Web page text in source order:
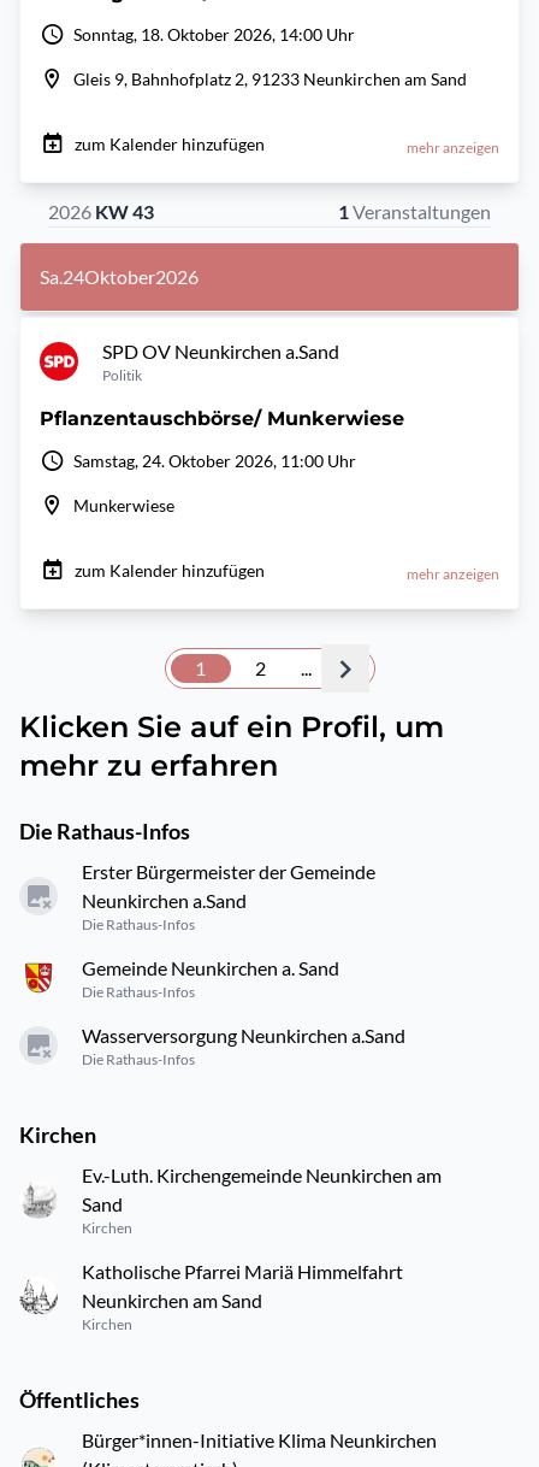
Sonntag, 18. Oktober 2026, 14:00 Uhr
Gleis 9, Bahnhofplatz 2, 91233 Neunkirchen am Sand
zum Kalender hinzufügen mehr anzeigen
2026 KW 43 1Veranstaltungen
Sa.24Oktober2026
SPD OV Neunkirchen a.Sand
Politik
Pflanzentauschbörse/ Munkerwiese
Samstag, 24. Oktober 2026, 11:00 Uhr
Munkerwiese
zum Kalender hinzufügen mehr anzeigen
1 2 ...
Klicken Sie auf ein Profil, um
mehr zu erfahren
Die Rathaus-Infos
Erster Bürgermeister der Gemeinde
Neunkirchen a.Sand
Die Rathaus-Infos
Gemeinde Neunkirchen a. Sand
Die Rathaus-Infos
Wasserversorgung Neunkirchen a.Sand
Die Rathaus-Infos
Kirchen
Ev.-Luth. Kirchengemeinde Neunkirchen am
Sand
Kirchen
Katholische Pfarrei Mariä Himmelfahrt
Neunkirchen am Sand
Kirchen
Öffentliches
Bürger*innen-Initiative Klima Neunkirchen